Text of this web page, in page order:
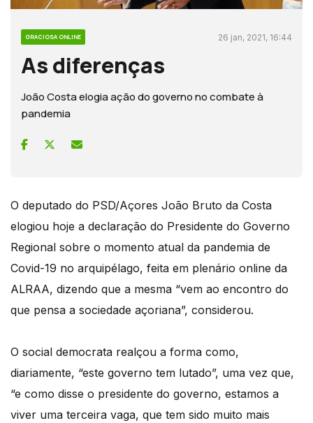
GRACIOSA ONLINE 26 jan, 2021, 16:44
As diferenças
João Costa elogia ação do governo no combate à
pandemia
O deputado do PSD/Açores João Bruto da Costa
elogiou hoje a declaração do Presidente do Governo
Regional sobre o momento atual da pandemia de
Covid-19 no arquipélago, feita em plenário online da
ALRAA, dizendo que a mesma “vem ao encontro do
que pensa a sociedade açoriana”, considerou.
O social democrata realçou a forma como,
diariamente, “este governo tem lutado”, uma vez que,
“e como disse o presidente do governo, estamos a
viver uma terceira vaga, que tem sido muito mais